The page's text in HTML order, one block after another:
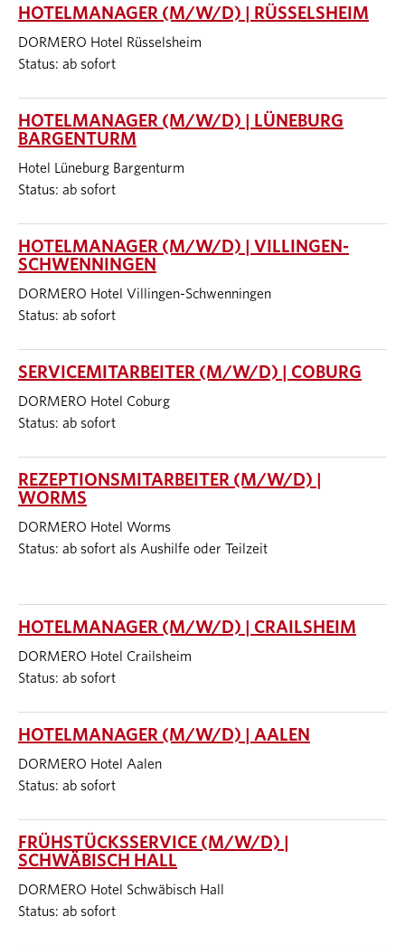
HOTELMANAGER (M/W/D) | RÜSSELSHEIM
DORMERO Hotel Rüsselsheim
Status: ab sofort
HOTELMANAGER (M/W/D) | LÜNEBURG
BARGENTURM
Hotel Lüneburg Bargenturm
Status: ab sofort
HOTELMANAGER (M/W/D) | VILLINGEN-
SCHWENNINGEN
DORMERO Hotel Villingen-Schwenningen
Status: ab sofort
SERVICEMITARBEITER (M/W/D) | COBURG
DORMERO Hotel Coburg
Status: ab sofort
REZEPTIONSMITARBEITER (M/W/D) |
WORMS
DORMERO Hotel Worms
Status: ab sofort als Aushilfe oder Teilzeit
HOTELMANAGER (M/W/D) | CRAILSHEIM
DORMERO Hotel Crailsheim
Status: ab sofort
HOTELMANAGER (M/W/D) | AALEN
DORMERO Hotel Aalen
Status: ab sofort
FRÜHSTÜCKSSERVICE (M/W/D) |
SCHWÄBISCH HALL
DORMERO Hotel Schwäbisch Hall
Status: ab sofort